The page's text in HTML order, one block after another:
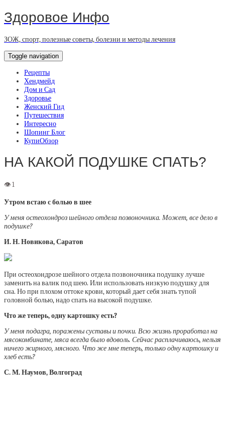
Здоровое Инфо
ЗОЖ, спорт, полезные советы, болезни и методы лечения
Toggle navigation
Рецепты
Хендмейд
Дом и Сад
Здоровье
Женский Гид
Путешествия
Интересно
Шопинг Блог
КупиОбзор
НА КАКОЙ ПОДУШКЕ СПАТЬ?
Утром встаю с болью в шее
У меня остеохондроз шейного отдела позвоночника. Может, все дело в
подушке?
И. Н. Новикова, Саратов
При остеохондрозе шейного отдела позвоночника подушку лучше
заменить на валик под шею. Или использовать низкую подушку для
сна. Но при плохом оттоке крови, который дает себя знать тупой
головной болью, надо спать на высокой подушке.
Что же теперь, одну картошку есть?
У меня подагра, поражены суставы и почки. Всю жизнь проработал на
мясокомбинате, мяса всегда было вдоволь. Сейчас расплачиваюсь, нельзя
ничего жирного, мясного. Что же мне теперь, только одну картошку и
хлеб есть?
С. М. Наумов, Волгоград